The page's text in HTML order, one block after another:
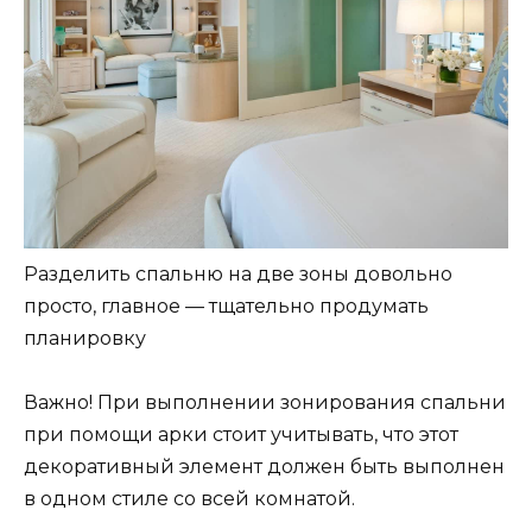
Разделить спальню на две зоны довольно
просто, главное — тщательно продумать
планировку
Важно! При выполнении зонирования спальни
при помощи арки стоит учитывать, что этот
декоративный элемент должен быть выполнен
в одном стиле со всей комнатой.